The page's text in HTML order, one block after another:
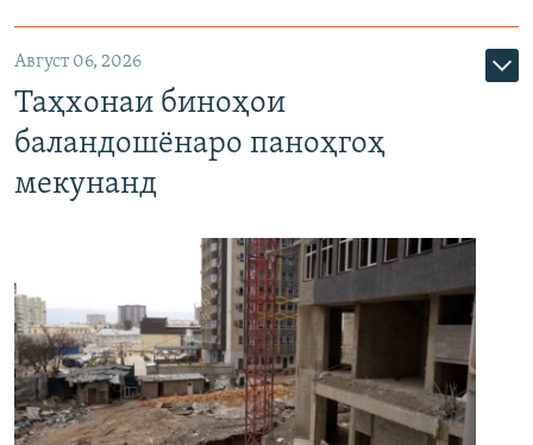
Август 06, 2026
Таҳхонаи биноҳои
баландошёнаро паноҳгоҳ
мекунанд